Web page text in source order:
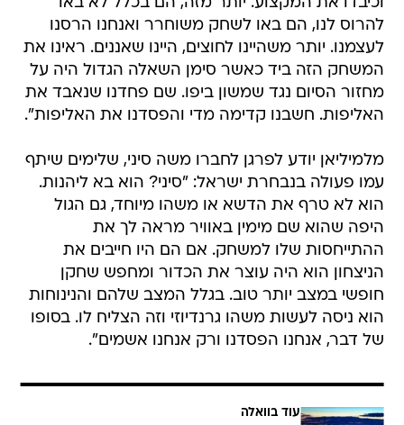
להרוס לנו, הם באו לשחק משוחרר ואנחנו הרסנו
לעצמנו. יותר משהיינו לחוצים, היינו שאננים. ראינו את
המשחק הזה ביד כאשר סימן השאלה הגדול היה על
מחזור הסיום נגד שמשון ביפו. שם פחדנו שנאבד את
האליפות. חשבנו קדימה מדי והפסדנו את האליפות".
מלמיליאן יודע לפרגן לחברו משה סיני, שלימים שיתף
עמו פעולה בנבחרת ישראל: "סיני? הוא בא ליהנות.
הוא לא טרף את הדשא או משהו מיוחד, גם הגול
היפה שהוא שם מימין באוויר מראה לך את
ההתייחסות שלו למשחק. אם הם היו חייבים את
הניצחון הוא היה עוצר את הכדור ומחפש שחקן
חופשי במצב יותר טוב. בגלל המצב שלהם והנינוחות
הוא ניסה לעשות משהו גרנדיוזי וזה הצליח לו. בסופו
של דבר, אנחנו הפסדנו ורק אנחנו אשמים".
עוד בוואלה